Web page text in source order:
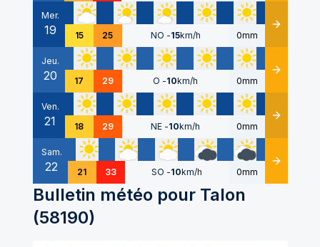
Mer.
19 15 25 NO -15km/h 0mm Détails
Jeu.
20 17 29 O -10km/h 0mm Détails
Ven.
21 18 29 NE -10km/h 0mm Détails
Sam.
22 21 33 SO -10km/h 0mm Détails
Bulletin météo pour Talon
(58190)